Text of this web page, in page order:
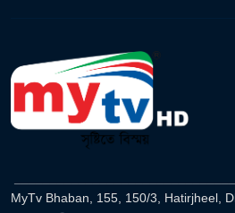
MyTv Bhaban, 155, 150/3, Hatirjheel,